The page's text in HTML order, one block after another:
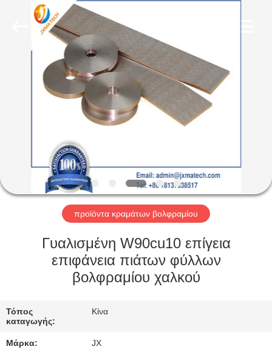
ΠΡΟΪΌΝΤΑ
ΠΕΡΊΠΟΥ
ΕΜΕΊΣ
ΓΎΡΟΣ
ΕΡΓΟΣΤΑΣΊΩΝ
ΕΠΑΦΉ
ΜΕ
προϊόντα κραμάτων βολφραμίου
Γυαλισμένη W90cu10 επίγεια
επιφάνεια πιάτων φύλλων
βολφραμίου χαλκού
Τόπος
καταγωγής:
Κίνα
Μάρκα: JX